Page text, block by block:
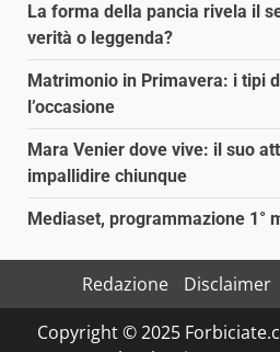
La forma della pancia rivela il
verità o leggenda?
Matrimonio in Primavera: i tipi
l’occasione
Mara Venier dove vive: il suo
impallidire chiunque
Mediaset, programmazione 1°
Redazione Disclaimer
Copyright © 2025